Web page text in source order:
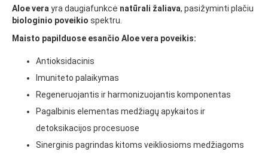
Aloe vera yra daugiafunkcė natūrali žaliava, pasižyminti plačiu
biologinio poveikio spektru.
Maisto papilduose esančio Aloe vera poveikis:
Antioksidacinis
Imuniteto palaikymas
Regeneruojantis ir harmonizuojantis komponentas
Pagalbinis elementas medžiagų apykaitos ir
detoksikacijos procesuose
Sinerginis pagrindas kitoms veikliosioms medžiagoms